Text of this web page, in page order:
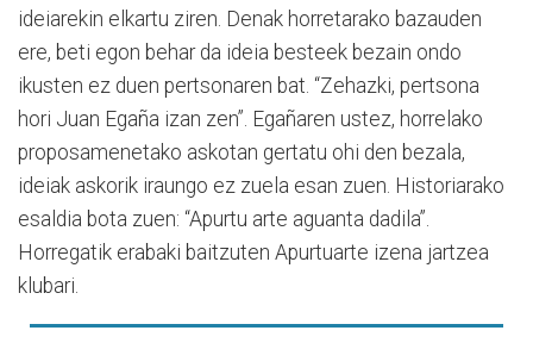
ideiarekin elkartu ziren. Denak horretarako bazauden
ere, beti egon behar da ideia besteek bezain ondo
ikusten ez duen pertsonaren bat. “Zehazki, pertsona
hori Juan Egaña izan zen”. Egañaren ustez, horrelako
proposamenetako askotan gertatu ohi den bezala,
ideiak askorik iraungo ez zuela esan zuen. Historiarako
esaldia bota zuen: “Apurtu arte aguanta dadila”.
Horregatik erabaki baitzuten Apurtuarte izena jartzea
klubari.